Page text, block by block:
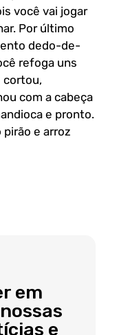
você vai jogar
Por último
dedo-de-
refoga uns
cortou,
com a cabeça
e pronto.
e arroz
em
e